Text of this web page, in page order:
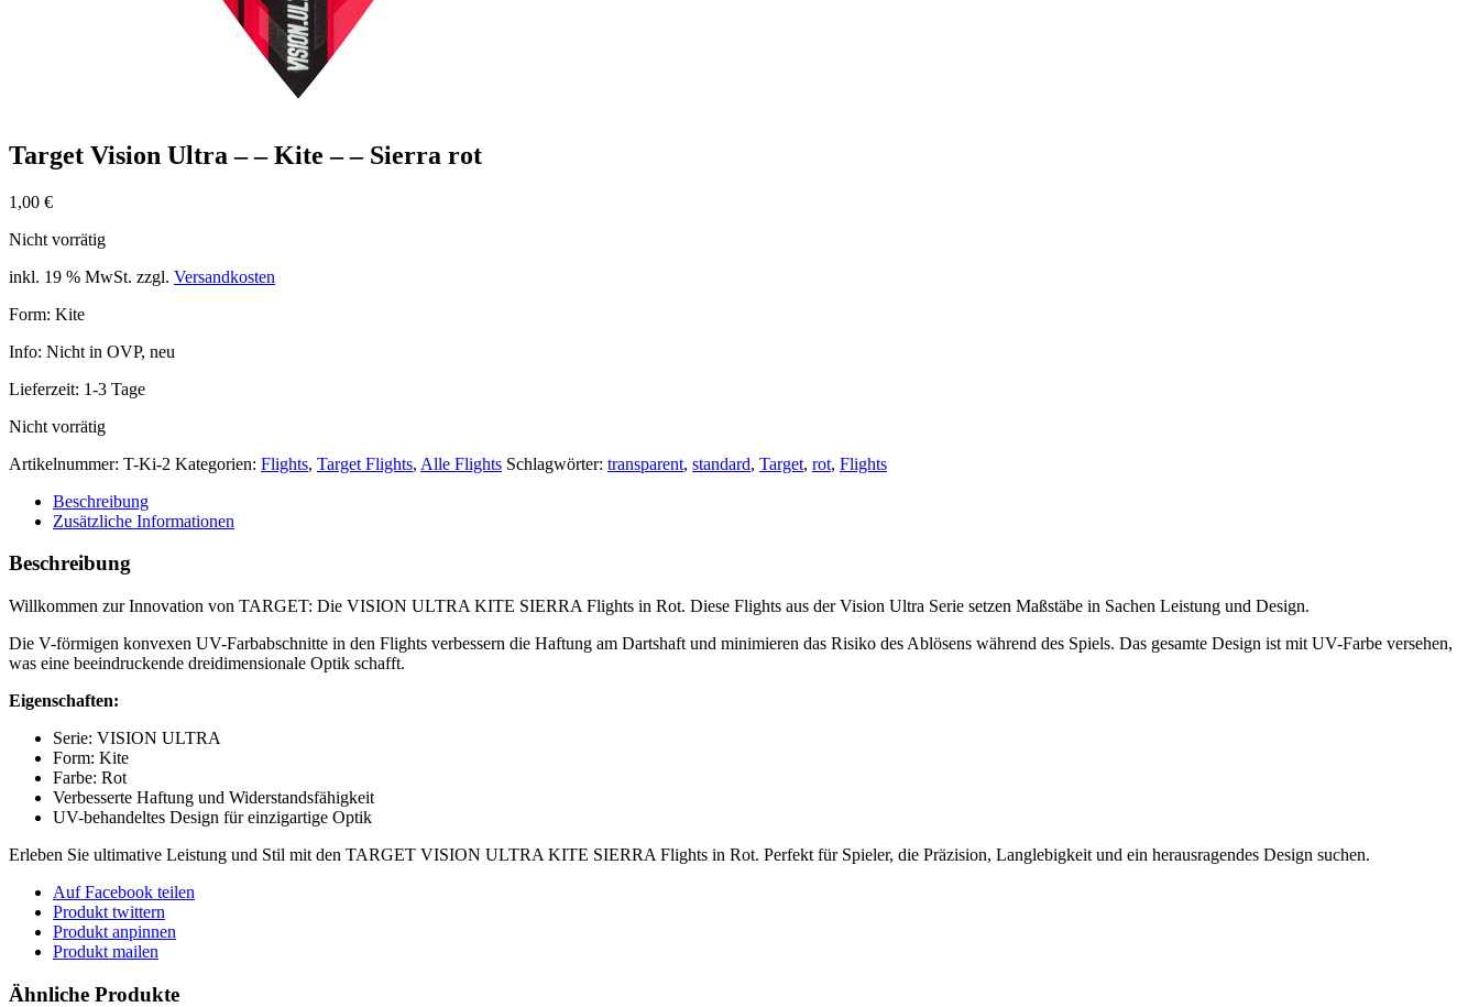
Target Vision Ultra – – Kite – – Sierra rot
1,00 €
Nicht vorrätig
inkl. 19 % MwSt. zzgl. Versandkosten
Form: Kite
Info: Nicht in OVP, neu
Lieferzeit: 1-3 Tage
Nicht vorrätig
Artikelnummer: T-Ki-2 Kategorien: Flights, Target Flights, Alle Flights Schlagwörter: transparent, standard, Target, rot, Flights
Beschreibung
Zusätzliche Informationen
Beschreibung
Willkommen zur Innovation von TARGET: Die VISION ULTRA KITE SIERRA Flights in Rot. Diese Flights aus der Vision Ultra Serie setzen Maßstäbe in Sachen Leistung und Design.
Die V-förmigen konvexen UV-Farbabschnitte in den Flights verbessern die Haftung am Dartshaft und minimieren das Risiko des Ablösens während des Spiels. Das gesamte Design ist mit UV-Farbe versehen,
was eine beeindruckende dreidimensionale Optik schafft.
Eigenschaften:
Serie: VISION ULTRA
Form: Kite
Farbe: Rot
Verbesserte Haftung und Widerstandsfähigkeit
UV-behandeltes Design für einzigartige Optik
Erleben Sie ultimative Leistung und Stil mit den TARGET VISION ULTRA KITE SIERRA Flights in Rot. Perfekt für Spieler, die Präzision, Langlebigkeit und ein herausragendes Design suchen.
Auf Facebook teilen
Produkt twittern
Produkt anpinnen
Produkt mailen
Ähnliche Produkte